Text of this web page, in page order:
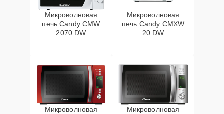
Микроволновая
печь Candy CMW
2070 DW
Микроволновая
печь Candy CMXW
20 DW
Микроволновая
Микроволновая